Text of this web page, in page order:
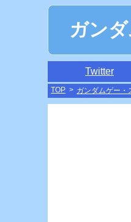
ガン
Twitter
TOP > ガンダムゲー・